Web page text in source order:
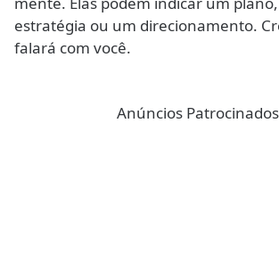
estratégia ou um direcionamento.
falará com você.
Anúncios